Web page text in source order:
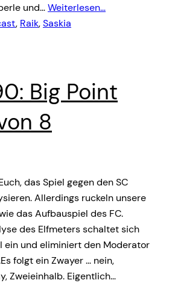
und…Weiterlesen…
, Raik, Saskia
Big Point
8
das Spiel gegen den SC
Allerdings ruckeln unsere
das Aufbauspiel des FC.
des Elfmeters schaltet sich
ein und eliminiert den Moderator
folgt ein Zwayer … nein,
Zweieinhalb. Eigentlich…